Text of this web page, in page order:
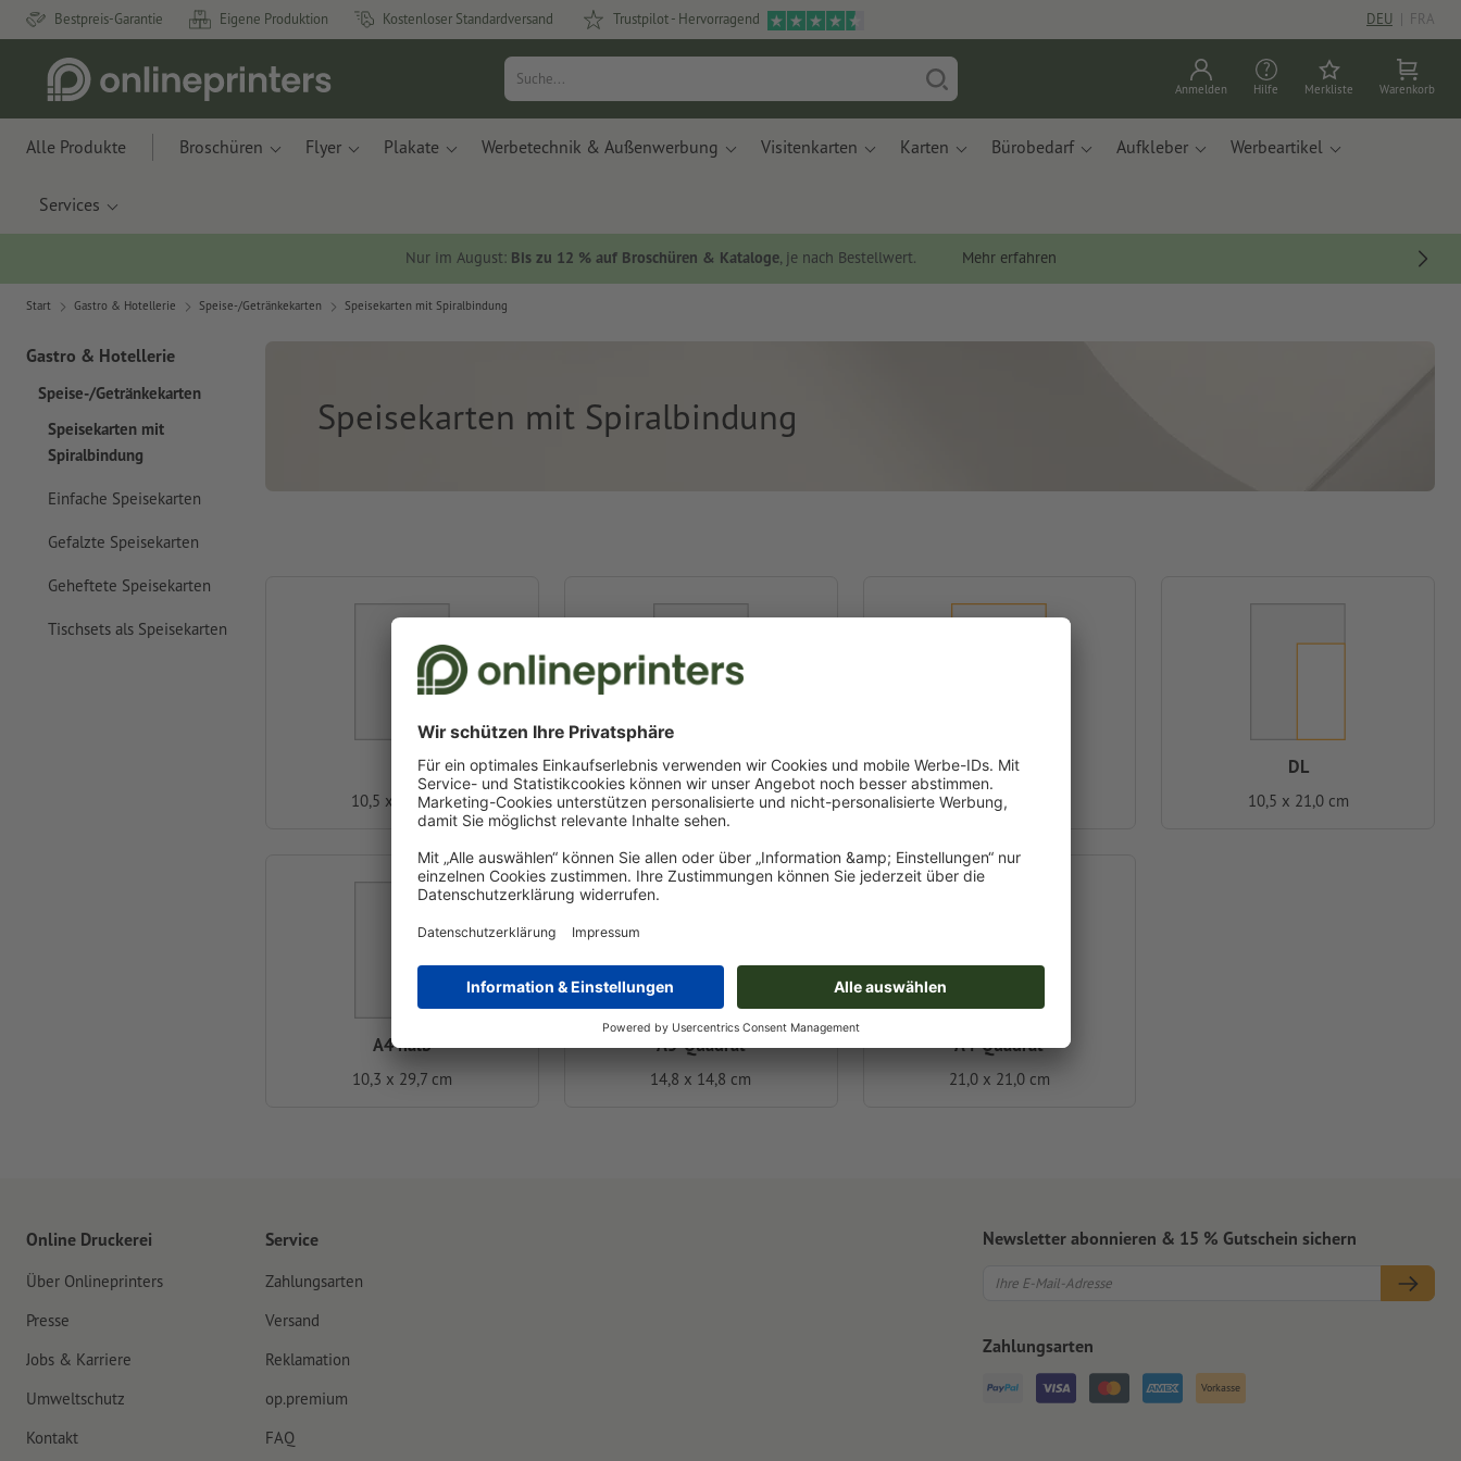
Bestpreis-Garantie Eigene Produktion Kostenloser Standardversand Trustpilot - Hervorragend DEU | FRA
Anmelden Hilfe Merkliste Warenkorb
Alle Produkte Broschüren Flyer Plakate Werbetechnik & Außenwerbung Visitenkarten Karten Bürobedarf Aufkleber Werbeartikel
Services
Nur im August: Bis zu 12 % auf Broschüren & Kataloge, je nach Bestellwert. Mehr erfahren
Start Gastro & Hotellerie Speise-/Getränkekarten Speisekarten mit Spiralbindung
Gastro & Hotellerie
Speise-/Getränkekarten
Speisekarten mit
Spiralbindung
Einfache Speisekarten
Gefalzte Speisekarten
Geheftete Speisekarten
Tischsets als Speisekarten
Speisekarten mit Spiralbindung
10,5 x 14,8 cm
A5
14,8 x 21,0 cm
A4
21,0 x 29,7 cm
DL
10,5 x 21,0 cm
A4 halb
10,3 x 29,7 cm
A5-Quadrat
14,8 x 14,8 cm
A4-Quadrat
21,0 x 21,0 cm
Online Druckerei
Über Onlineprinters
Presse
Jobs & Karriere
Umweltschutz
Kontakt
Service
Zahlungsarten
Versand
Reklamation
op.premium
FAQ
Newsletter abonnieren & 15 % Gutschein sichern
Zahlungsarten
Vorkasse